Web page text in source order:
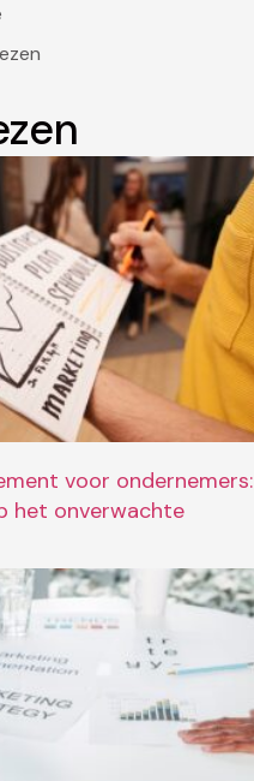
voor ondernemers:
het onverwachte